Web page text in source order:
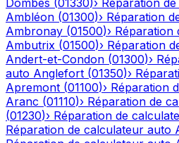
Ambléon (01300)› Réparation
Ambronay (01500)› Réparation
Ambutrix (01500)› Réparation
Andert-et-Condon (01300)›
auto Anglefort (01350)›
Apremont (01100)› Réparation
Aranc (01110)› Réparation de
(01230)› Réparation de
Réparation de calculateur auto